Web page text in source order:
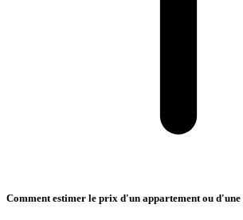
Comment estimer le prix d'un appartement ou d'une